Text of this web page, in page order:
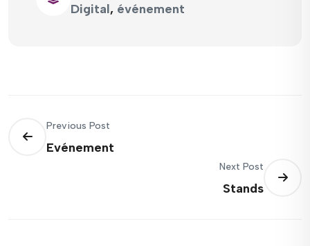
Digital, événement
Previous Post
Evénement
Next Post
Stands